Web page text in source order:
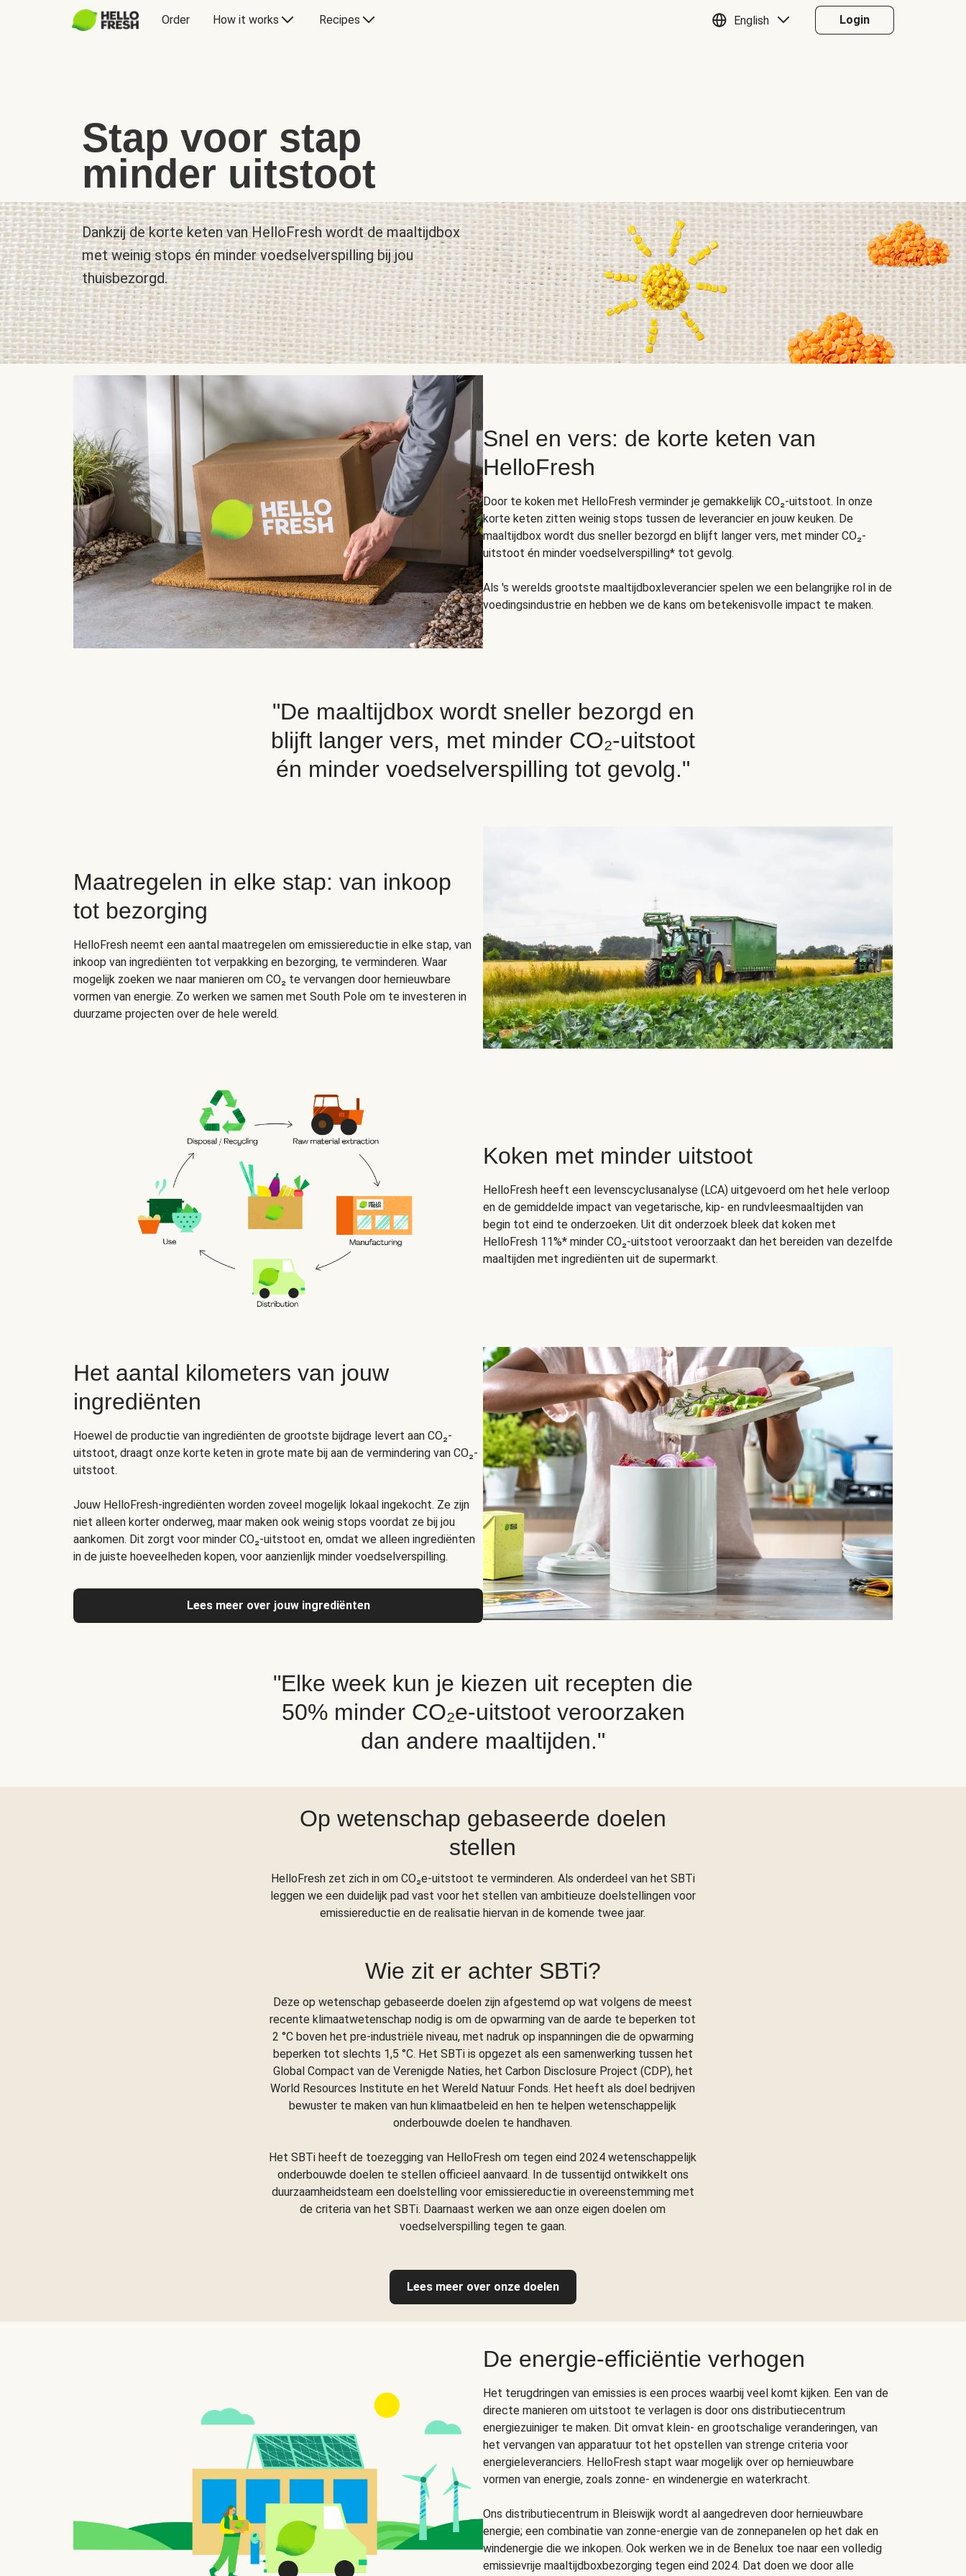
Order How it works Recipes English Login
Stap voor stap
minder uitstoot
Dankzij de korte keten van HelloFresh wordt de maaltijdbox
met weinig stops én minder voedselverspilling bij jou
thuisbezorgd.
Snel en vers: de korte keten van
HelloFresh
Door te koken met HelloFresh verminder je gemakkelijk CO₂-uitstoot. In onze
korte keten zitten weinig stops tussen de leverancier en jouw keuken. De
maaltijdbox wordt dus sneller bezorgd en blijft langer vers, met minder CO₂-
uitstoot én minder voedselverspilling* tot gevolg.
Als 's werelds grootste maaltijdboxleverancier spelen we een belangrijke rol in de
voedingsindustrie en hebben we de kans om betekenisvolle impact te maken.
"De maaltijdbox wordt sneller bezorgd en
blijft langer vers, met minder CO₂-uitstoot
én minder voedselverspilling tot gevolg."
Maatregelen in elke stap: van inkoop
tot bezorging
HelloFresh neemt een aantal maatregelen om emissiereductie in elke stap, van
inkoop van ingrediënten tot verpakking en bezorging, te verminderen. Waar
mogelijk zoeken we naar manieren om CO₂ te vervangen door hernieuwbare
vormen van energie. Zo werken we samen met South Pole om te investeren in
duurzame projecten over de hele wereld.
Koken met minder uitstoot
HelloFresh heeft een levenscyclusanalyse (LCA) uitgevoerd om het hele verloop
en de gemiddelde impact van vegetarische, kip- en rundvleesmaaltijden van
begin tot eind te onderzoeken. Uit dit onderzoek bleek dat koken met
HelloFresh 11%* minder CO₂-uitstoot veroorzaakt dan het bereiden van dezelfde
maaltijden met ingrediënten uit de supermarkt.
Het aantal kilometers van jouw
ingrediënten
Hoewel de productie van ingrediënten de grootste bijdrage levert aan CO₂-
uitstoot, draagt onze korte keten in grote mate bij aan de vermindering van CO₂-
uitstoot.
Jouw HelloFresh-ingrediënten worden zoveel mogelijk lokaal ingekocht. Ze zijn
niet alleen korter onderweg, maar maken ook weinig stops voordat ze bij jou
aankomen. Dit zorgt voor minder CO₂-uitstoot en, omdat we alleen ingrediënten
in de juiste hoeveelheden kopen, voor aanzienlijk minder voedselverspilling.
Lees meer over jouw ingrediënten
"Elke week kun je kiezen uit recepten die
50% minder CO₂e-uitstoot veroorzaken
dan andere maaltijden."
Op wetenschap gebaseerde doelen
stellen
HelloFresh zet zich in om CO₂e-uitstoot te verminderen. Als onderdeel van het SBTi
leggen we een duidelijk pad vast voor het stellen van ambitieuze doelstellingen voor
emissiereductie en de realisatie hiervan in de komende twee jaar.
Wie zit er achter SBTi?
Deze op wetenschap gebaseerde doelen zijn afgestemd op wat volgens de meest
recente klimaatwetenschap nodig is om de opwarming van de aarde te beperken tot
2 °C boven het pre-industriële niveau, met nadruk op inspanningen die de opwarming
beperken tot slechts 1,5 °C. Het SBTi is opgezet als een samenwerking tussen het
Global Compact van de Verenigde Naties, het Carbon Disclosure Project (CDP), het
World Resources Institute en het Wereld Natuur Fonds. Het heeft als doel bedrijven
bewuster te maken van hun klimaatbeleid en hen te helpen wetenschappelijk
onderbouwde doelen te handhaven.
Het SBTi heeft de toezegging van HelloFresh om tegen eind 2024 wetenschappelijk
onderbouwde doelen te stellen officieel aanvaard. In de tussentijd ontwikkelt ons
duurzaamheidsteam een doelstelling voor emissiereductie in overeenstemming met
de criteria van het SBTi. Daarnaast werken we aan onze eigen doelen om
voedselverspilling tegen te gaan.
Lees meer over onze doelen
De energie-efficiëntie verhogen
Het terugdringen van emissies is een proces waarbij veel komt kijken. Een van de
directe manieren om uitstoot te verlagen is door ons distributiecentrum
energiezuiniger te maken. Dit omvat klein- en grootschalige veranderingen, van
het vervangen van apparatuur tot het opstellen van strenge criteria voor
energieleveranciers. HelloFresh stapt waar mogelijk over op hernieuwbare
vormen van energie, zoals zonne- en windenergie en waterkracht.
Ons distributiecentrum in Bleiswijk wordt al aangedreven door hernieuwbare
energie; een combinatie van zonne-energie van de zonnepanelen op het dak en
windenergie die we inkopen. Ook werken we in de Benelux toe naar een volledig
emissievrije maaltijdboxbezorging tegen eind 2024. Dat doen we door alle